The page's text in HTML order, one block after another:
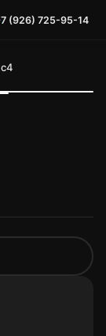
(926) 725-95-14